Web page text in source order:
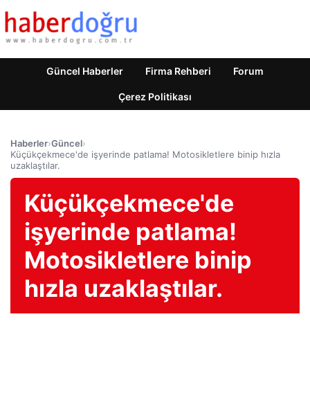
Güncel Haberler Firma Rehberi Forum
Çerez Politikası
Haberler›Güncel›
Küçükçekmece'de işyerinde patlama! Motosikletlere binip hızla
uzaklaştılar.
Küçükçekmece'de
işyerinde patlama!
Motosikletlere binip
hızla uzaklaştılar.